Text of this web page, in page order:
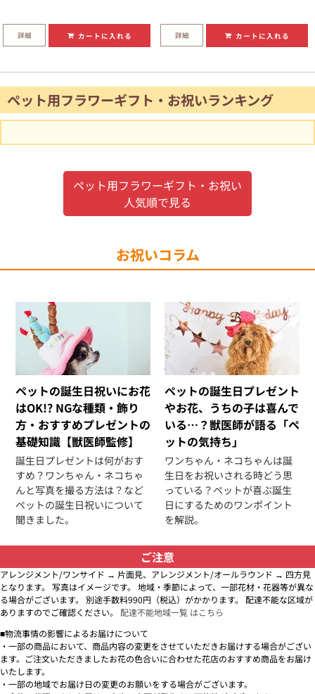
詳細 カートに入れる 詳細 カートに入れる
ペット用フラワーギフト・お祝いランキング
ペット用フラワーギフト・お祝い
人気順で見る
お祝いコラム
ペットの誕生日祝いにお花
はOK!? NGな種類・飾り
方・おすすめプレゼントの
基礎知識【獣医師監修】
誕生日プレゼントは何がおす
すめ？ワンちゃん・ネコちゃ
んと写真を撮る方法は？など
ペットの誕生日祝いについて
聞きました。
ペットの誕生日プレゼント
やお花、うちの子は喜んで
いる…？獣医師が語る「ペ
ットの気持ち」
ワンちゃん・ネコちゃんは誕
生日をお祝いされる時どう思
っている？ペットが喜ぶ誕生
日にするためのワンポイント
を解説。
ご注意
アレンジメント/ワンサイド → 片面見、アレンジメント/オールラウンド → 四方見
となります。 写真はイメージです。 地域・季節によって、一部花材・花器等が異な
る場合がございます。 別途手数料990円（税込）がかかります。 配達不能な区域が
ありますのでご確認ください。 配達不能地域一覧 はこちら
■物流事情の影響によるお届けについて
・一部の商品において、商品内容の変更をさせていただきお届けする場合がござい
ます。ご注文いただきましたお花の色合いに合わせた花店のおすすめ商品をお届け
いたします。
・一部の地域でお届け日の変更のお願いをする場合がございます。